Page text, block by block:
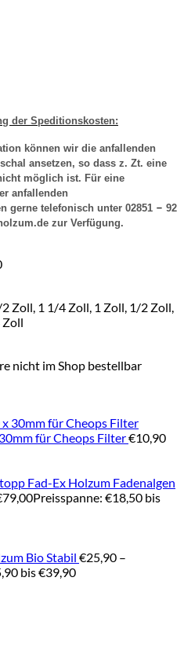
der Speditionskosten:
können wir die anfallenden
ansetzen, so dass z. Zt. eine
möglich ist. Für eine
anfallenden
gerne telefonisch unter 02851 – 92
zur Verfügung.
Zoll, 1 1/4 Zoll, 1 Zoll, 1/2 Zoll,
Zoll
nicht im Shop bestellbar
für Cheops Filter€10,90
Holzum Fadenalgen
79,00Preisspanne: €18,50 bis
Bio Stabil €25,90 –
bis €39,90